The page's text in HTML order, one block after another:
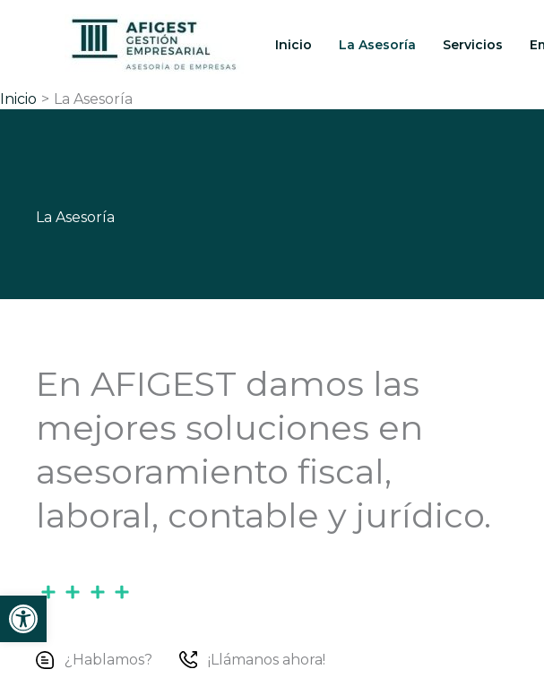
Abrir barra de herramientas
contenido
Inicio La Asesoría Servicios
Inicio La Asesoría
La Asesoría
En AFIGEST damos las
mejores soluciones en
asesoramiento fiscal,
laboral, contable y jurídico.
¿Hablamos? ¡Llámanos ahora!